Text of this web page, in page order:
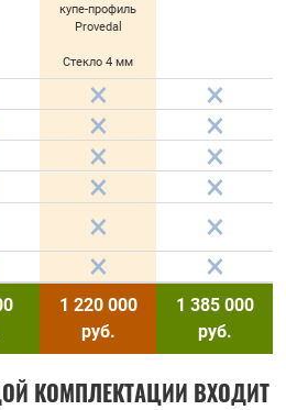
купе-профиль
Provedal
Стекло 4 мм
1 220 000
руб.
1 385 000
руб.
КОМПЛЕКТАЦИИ ВХОДИТ